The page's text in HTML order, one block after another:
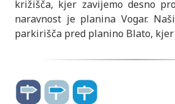
križišča, kjer zavijemo desno
naravnost je planina Vogar.
parkirišča pred planino Blato,